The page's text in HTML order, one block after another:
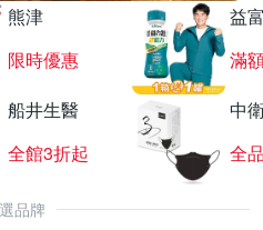
熊津
限時優惠
益
滿
船井生醫
全館3折起
中
全
品牌